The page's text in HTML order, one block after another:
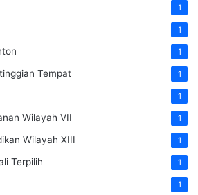
1
1
1
Tempat 1
1
Wilayah VII 1
Wilayah XIII 1
Terpilih 1
1